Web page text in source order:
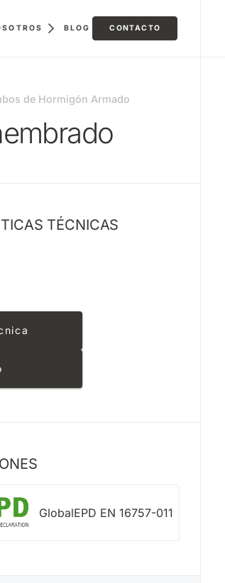
BLOG CONTACTO
de Hormigón Armado
TÉCNICAS
GlobalEPD EN 16757-011